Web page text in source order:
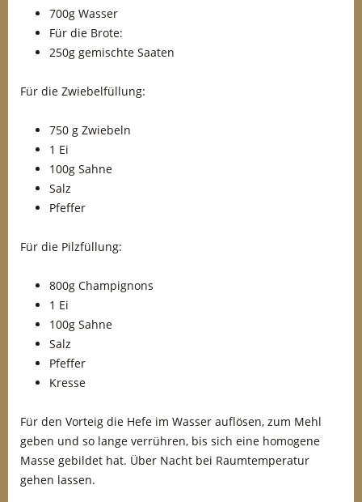
700g Wasser
Für die Brote:
250g gemischte Saaten
Für die Zwiebelfüllung:
750 g Zwiebeln
1 Ei
100g Sahne
Salz
Pfeffer
Für die Pilzfüllung:
800g Champignons
1 Ei
100g Sahne
Salz
Pfeffer
Kresse
Für den Vorteig die Hefe im Wasser auflösen, zum Mehl
geben und so lange verrühren, bis sich eine homogene
Masse gebildet hat. Über Nacht bei Raumtemperatur
gehen lassen.